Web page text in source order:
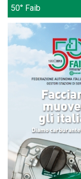
50° Faib